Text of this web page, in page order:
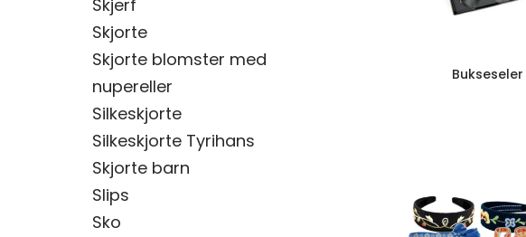
Skjerf
Skjorte
Skjorte blomster med
nupereller
Silkeskjorte
Silkeskjorte Tyrihans
Skjorte barn
Slips
Sko
Bukseseler